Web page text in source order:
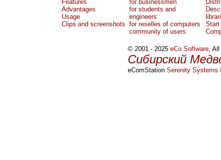
Features
Advantages
Usage
Clips and screenshots
for businessmen
for students and
engineers
for reselles of computers
community of users
Start
© 2001 - 2025 eCo Software, All
Сибирский
eComStation Serenity Systems